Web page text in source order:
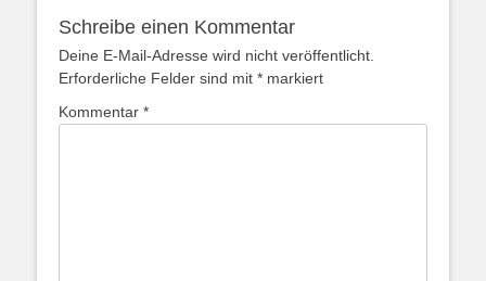
Schreibe einen Kommentar
Deine E-Mail-Adresse wird nicht veröffentlicht.
Erforderliche Felder sind mit * markiert
Kommentar *